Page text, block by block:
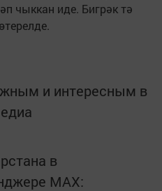
чыккан иде. Бигрәк тә
и интересным в
в
MАХ: